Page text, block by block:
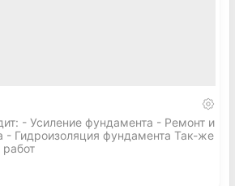
- Усиление фундамента - Ремонт и
- Гидроизоляция фундамента Так-же